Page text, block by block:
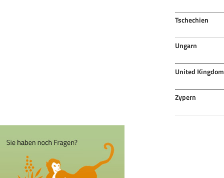
Tschechien
Ungarn
United Kingdom
Zypern